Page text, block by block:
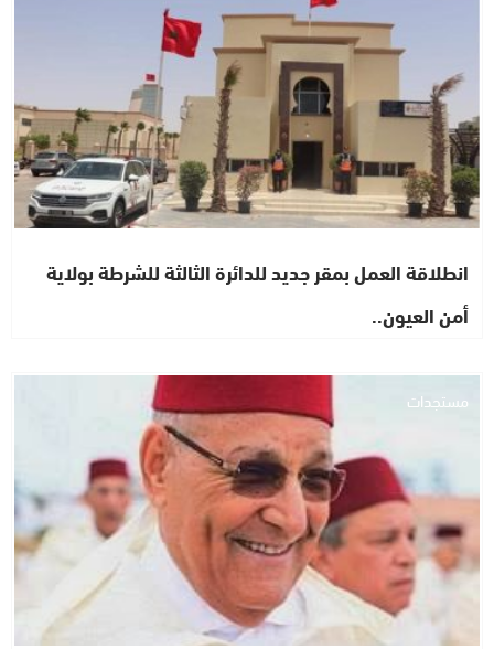
انطلاقة العمل بمقر جديد للدائرة الثالثة للشرطة بولاية
أمن العيون..
مستجدات